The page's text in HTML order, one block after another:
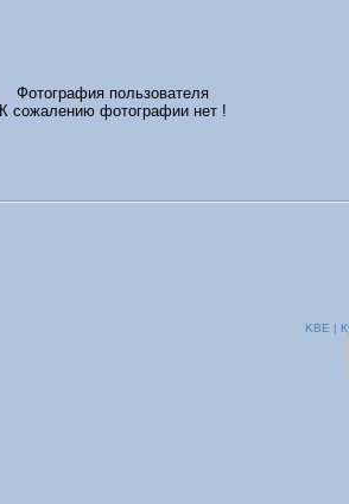
Фотография пользователя
К сожалению фотографии нет !
KBE |